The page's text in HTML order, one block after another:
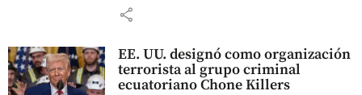
share
EE. UU. designó como organización
terrorista al grupo criminal
ecuatoriano Chone Killers